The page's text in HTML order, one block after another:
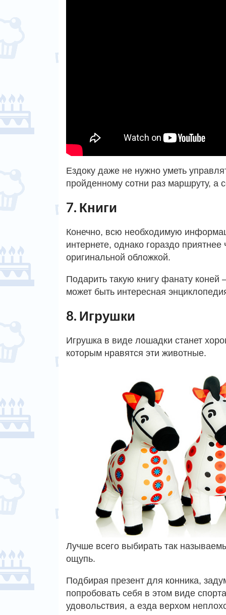
Ездоку даже не нужно уметь
пройденному сотни раз маршруту, а
7. Книги
Конечно, всю необходимую
интернете, однако гораздо приятнее
оригинальной обложкой.
Подарить такую книгу фанату
может быть интересная
8. Игрушки
Игрушка в виде лошадки станет
которым нравятся эти животные.
Лучше всего выбирать так
ощупь.
Подбирая презент для конника,
попробовать себя в этом виде
удовольствия, а езда верхом